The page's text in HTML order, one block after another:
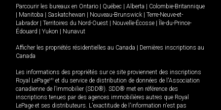
Parcourir les bureaux en Ontario Québec Alberta
Colombie-Britannique
Manitoba Saskatchewan Nouveau-Brunswick
Terre-Neuve-et-
Labrador
Territoires du Nord-Ouest Nouvelle-Écosse
Île-du-Prince-
Édouard
Yukon Nunavut
Afficher les propriétés résidentielles au Canada
Dernières inscriptions au
Canada
Les informations des propriétés sur ce site proviennent des inscriptions
Royal LePageMD et du service de distribution de données de l'Association
canadienne de l’immobilier (SDD®). SDD® met en référence des
inscriptions tenues par des agences immobilières autres que Royal
LePage et ses distributeurs. L'exactitude de l'information n'est pas